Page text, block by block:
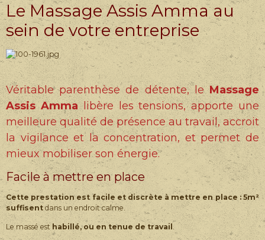
Le Massage Assis Amma au
sein de votre entreprise
Véritable parenthèse de détente, leMassage
Assis Ammalibère les tensions, apporte une
meilleure qualité de présence au travail, accroit
la vigilance et la concentration, et permet de
mieux mobiliser son énergie.
Facile à mettre en place
Cette prestation est facile et discrète à mettre en place : 5m²
suffisent dans un endroit calme.
Le massé est habillé, ou en tenue de travail